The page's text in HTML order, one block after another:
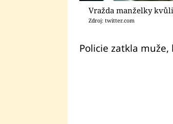
Vražda manželky
Zdroj: twitter.com
Policie zatkla